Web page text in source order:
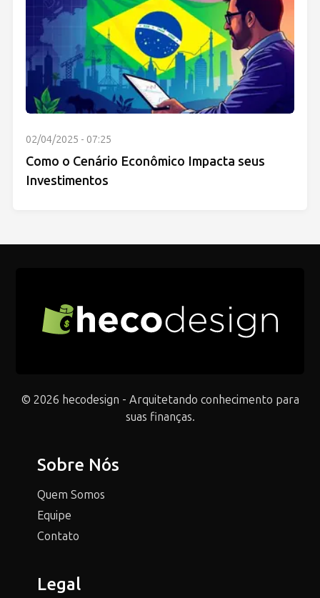
02/04/2025 - 07:25
Como o Cenário Econômico Impacta seus
Investimentos
© 2026 hecodesign - Arquitetando conhecimento para
suas finanças.
Sobre Nós
Quem Somos
Equipe
Contato
Legal